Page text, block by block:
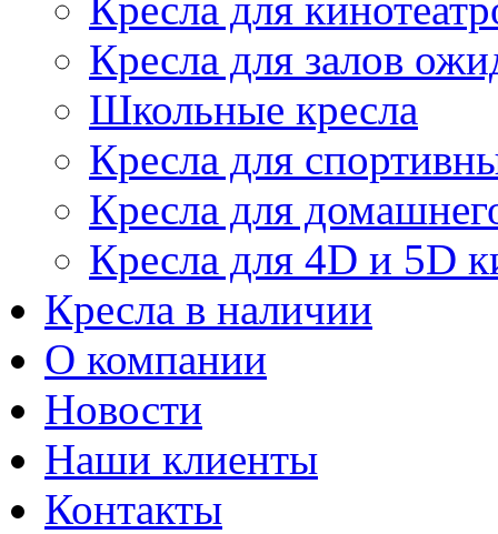
Кресла для залов
Школьные кресла
Кресла для
Кресла для
Кресла для 4D и 5D
Кресла в наличии
О компании
Новости
Наши клиенты
Контакты